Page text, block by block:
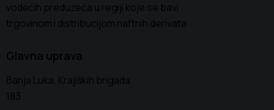
vodećih preduzeća u regiji koje se bavi
trgovinom i distribucijom naftnih derivata
Glavna uprava
Banja Luka, Krajiških brigada
183